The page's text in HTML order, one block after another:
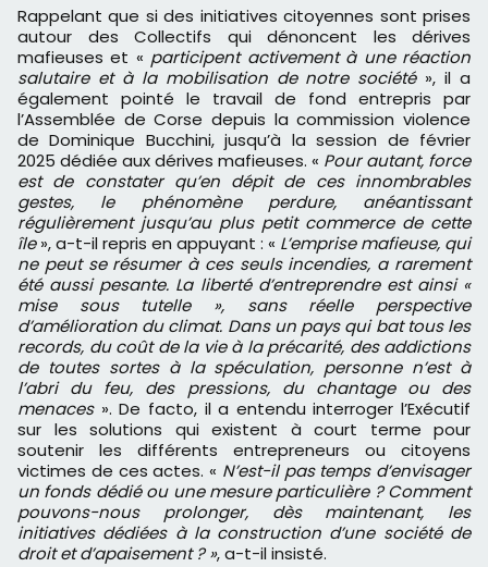
Rappelant que si des initiatives citoyennes sont prises
autour des Collectifs qui dénoncent les dérives
mafieuses et « participent activement à une réaction
salutaire et à la mobilisation de notre société», il a
également pointé le travail de fond entrepris par
l’Assemblée de Corse depuis la commission violence
de Dominique Bucchini, jusqu’à la session de février
2025 dédiée aux dérives mafieuses. « Pour autant, force
est de constater qu’en dépit de ces innombrables
gestes, le phénomène perdure, anéantissant
régulièrement jusqu’au plus petit commerce de cette
île», a-t-il repris en appuyant : « L’emprise mafieuse, qui
ne peut se résumer à ces seuls incendies, a rarement
été aussi pesante. La liberté d’entreprendre est ainsi «
mise sous tutelle », sans réelle perspective
d’amélioration du climat. Dans un pays qui bat tous les
records, du coût de la vie à la précarité, des addictions
de toutes sortes à la spéculation, personne n’est à
l’abri du feu, des pressions, du chantage ou des
menaces». De facto, il a entendu interroger l’Exécutif
sur les solutions qui existent à court terme pour
soutenir les différents entrepreneurs ou citoyens
victimes de ces actes. « N’est-il pas temps d’envisager
un fonds dédié ou une mesure particulière ? Comment
pouvons-nous prolonger, dès maintenant, les
initiatives dédiées à la construction d’une société de
droit et d’apaisement ? », a-t-il insisté.